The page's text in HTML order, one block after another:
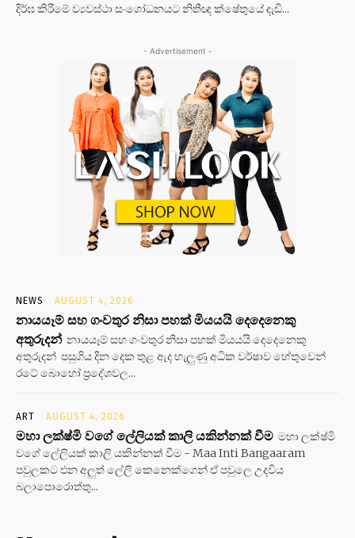
දිර්ඝ කිරිමේ ව්‍යවස්ථා සංශෝධනයට නිතීඥ ක්ෂේතුයේ දැඩි...
- Advertisement -
NEWS AUGUST 4, 2026
නායයෑම් සහ ගංවතුර නිසා පහක් මියයයි දෙදෙනෙකු
අතුරුදන් නායයෑම් සහ ගංවතුර නිසා පහක් මියයයි දෙදෙනෙකු
අතුරුදන් පසුගිය දින දෙක තුළ ඇද හැලුණු අධික වර්ෂාව හේතුවෙන්
රටේ බොහෝ ප්‍රදේශවල...
ART AUGUST 4, 2026
මහා ලක්ෂ්මි වගේ ලේලියක් කාලි යකින්නක් වීම මහා ලක්ෂ්මි
වගේ ලේලියක් කාලි යකින්නක් වීම - Maa Inti Bangaaram
පවුලකට එන අලුත් ලේලි කෙනෙක්ගෙන් ඒ පවුලෙ උදවිය
බලාපොරොත්තු...